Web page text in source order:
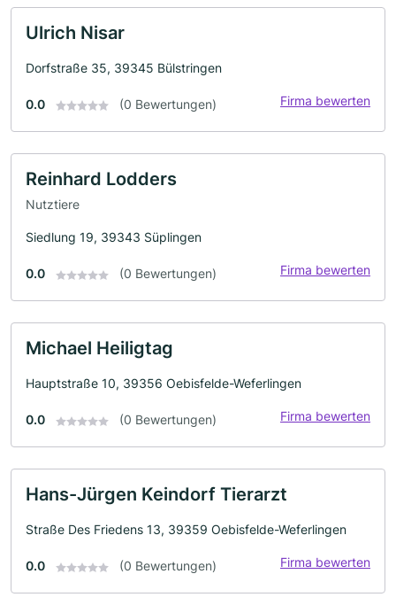
Ulrich Nisar
Dorfstraße 35, 39345 Bülstringen
0.0 (0 Bewertungen) Firma bewerten
Reinhard Lodders
Nutztiere
Siedlung 19, 39343 Süplingen
0.0 (0 Bewertungen) Firma bewerten
Michael Heiligtag
Hauptstraße 10, 39356 Oebisfelde-Weferlingen
0.0 (0 Bewertungen) Firma bewerten
Hans-Jürgen Keindorf Tierarzt
Straße Des Friedens 13, 39359 Oebisfelde-Weferlingen
0.0 (0 Bewertungen) Firma bewerten